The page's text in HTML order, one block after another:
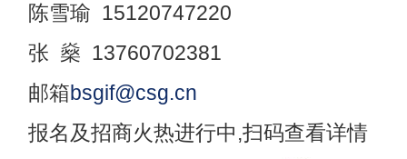
陈雪瑜 15120747220
张 燊 13760702381
邮箱bsgif@csg.cn
报名及招商火热进行中,扫码查看详情